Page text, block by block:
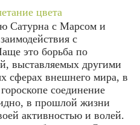
цвета
Сатурна с Марсом и
с
это борьба по
выставляемых другими
сферах внешнего мира, в
соединение
в прошлой жизни
активностью и волей.